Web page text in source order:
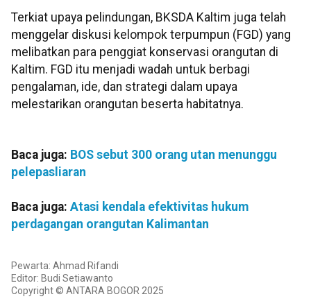
Terkiat upaya pelindungan, BKSDA Kaltim juga telah
menggelar diskusi kelompok terpumpun (FGD) yang
melibatkan para penggiat konservasi orangutan di
Kaltim. FGD itu menjadi wadah untuk berbagi
pengalaman, ide, dan strategi dalam upaya
melestarikan orangutan beserta habitatnya.
Baca juga: BOS sebut 300 orang utan menunggu
pelepasliaran
Baca juga: Atasi kendala efektivitas hukum
perdagangan orangutan Kalimantan
Pewarta: Ahmad Rifandi
Editor: Budi Setiawanto
Copyright © ANTARA BOGOR 2025